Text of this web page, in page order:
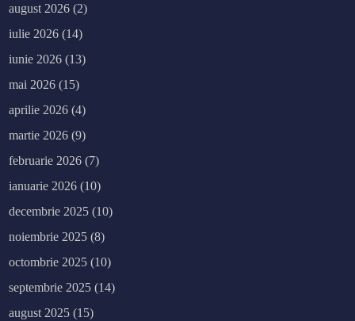
august 2026 (2)
iulie 2026 (14)
iunie 2026 (13)
mai 2026 (15)
aprilie 2026 (4)
martie 2026 (9)
februarie 2026 (7)
ianuarie 2026 (10)
decembrie 2025 (10)
noiembrie 2025 (8)
octombrie 2025 (10)
septembrie 2025 (14)
august 2025 (15)